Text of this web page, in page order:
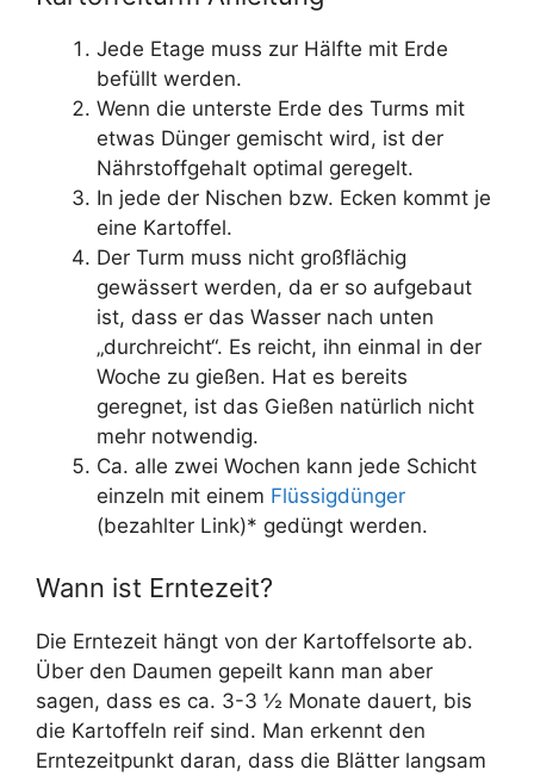
Jede Etage muss zur Hälfte mit Erde
befüllt werden.
Wenn die unterste Erde des Turms mit
etwas Dünger gemischt wird, ist der
Nährstoffgehalt optimal geregelt.
In jede der Nischen bzw. Ecken kommt je
eine Kartoffel.
Der Turm muss nicht großflächig
gewässert werden, da er so aufgebaut
ist, dass er das Wasser nach unten
„durchreicht“. Es reicht, ihn einmal in der
Woche zu gießen. Hat es bereits
geregnet, ist das Gießen natürlich nicht
mehr notwendig.
Ca. alle zwei Wochen kann jede Schicht
einzeln mit einem Flüssigdünger
(bezahlter Link)* gedüngt werden.
Wann ist Erntezeit?
Die Erntezeit hängt von der Kartoffelsorte ab.
Über den Daumen gepeilt kann man aber
sagen, dass es ca. 3-3 ½ Monate dauert, bis
die Kartoffeln reif sind. Man erkennt den
Erntezeitpunkt daran, dass die Blätter langsam